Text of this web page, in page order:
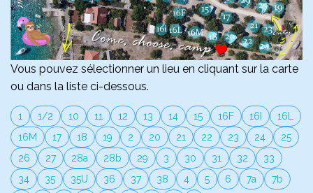
Vous pouvez sélectionner un lieu en cliquant sur la carte
ou dans la liste ci-dessous.
1 1/2 10 11 12 13 14 15 16F 16I
16L
16M
17 18 19 2 20 21 22 23 24
25
26
27 28a 28b 29 3 30 31 32
33
34
35 35U 36 37 38 4 5 6 7a
7b